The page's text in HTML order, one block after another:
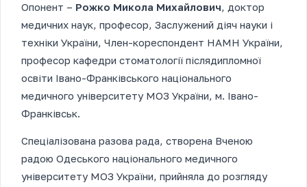
Опонент – Рожко Микола Михайлович, доктор
медичних наук, професор, Заслужений діяч науки і
техніки України, Член-кореспондент НАМН України,
професор кафедри стоматології післядипломної
освіти Івано-Франківського національного
медичного університету МОЗ України, м. Івано-
Франківськ.
Спеціалізована разова рада, створена Вченою
радою Одеського національного медичного
університету МОЗ України, прийняла до розгляду